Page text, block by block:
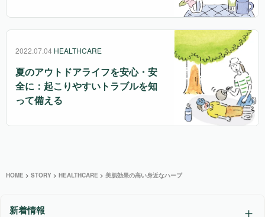
2022.07.04 HEALTHCARE
夏のアウトドアライフを安心・安
全に：起こりやすいトラブルを知
って備える
HOME > STORY > HEALTHCARE > 美肌効果の高い身近なハーブ
新着情報